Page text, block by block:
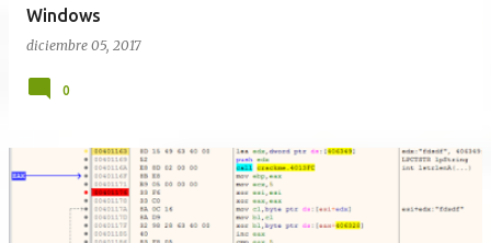
Windows
diciembre 05, 2017
0